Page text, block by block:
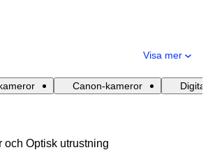
Visa mer
Canon-kameror
och Optisk utrustning